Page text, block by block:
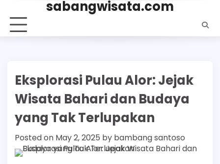
content
sabangwisata.com
Eksplorasi Pulau Alor: Jejak
Wisata Bahari dan Budaya
yang Tak Terlupakan
Posted on May 2, 2025 by bambang santoso